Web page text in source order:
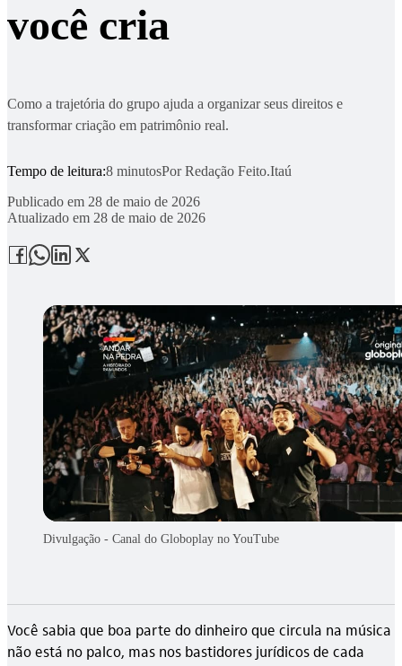
você cria
Como a trajetória do grupo ajuda a organizar seus direitos e
transformar criação em patrimônio real.
Tempo de leitura:8 minutosPorRedação Feito.Itaú
Publicado em 28 de maio de 2026
Atualizado em 28 de maio de 2026
Divulgação - Canal do Globoplay no YouTube
Você sabia que boa parte do dinheiro que circula na música
não está no palco, mas nos bastidores jurídicos de cada